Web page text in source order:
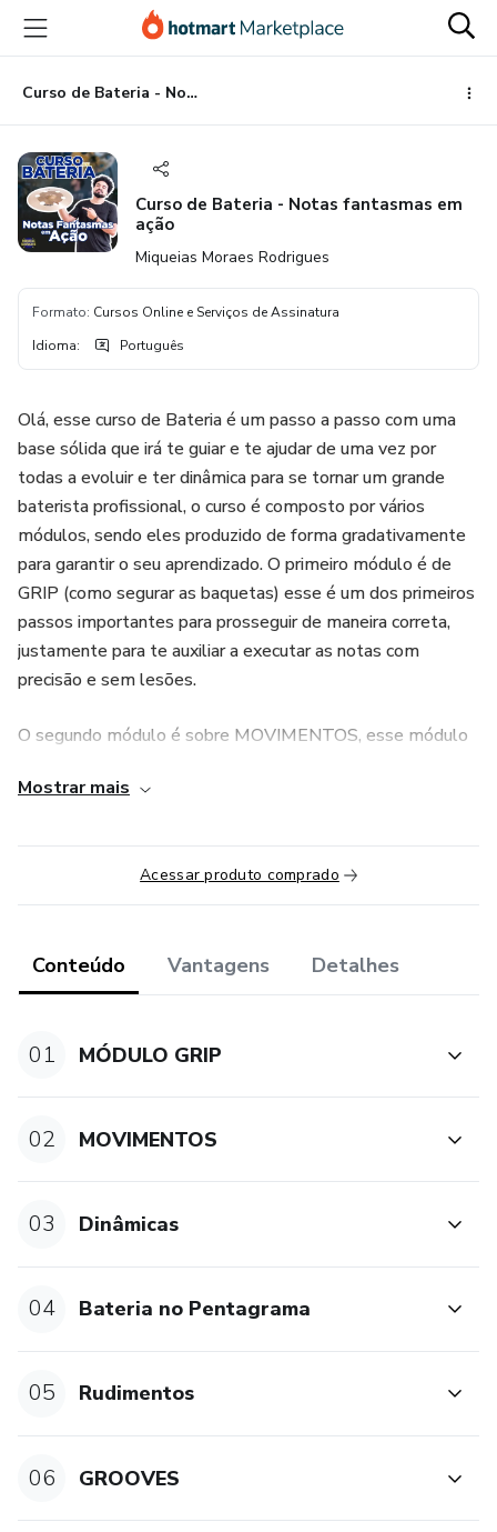
para
conteúdo
principal
para
pagamento
para
rodapé
Curso de Bateria - Notas fantasmas em ação
Curso de Bateria - Notas fantasmas em
ação
Miqueias Moraes Rodrigues
Formato: Cursos Online e Serviços de Assinatura
Idioma: Português
Olá, esse curso de Bateria é um passo a passo com uma
base sólida que irá te guiar e te ajudar de uma vez por
todas a evoluir e ter dinâmica para se tornar um grande
baterista profissional, o curso é composto por vários
módulos, sendo eles produzido de forma gradativamente
para garantir o seu aprendizado. O primeiro módulo é de
GRIP (como segurar as baquetas) esse é um dos primeiros
passos importantes para prosseguir de maneira correta,
justamente para te auxiliar a executar as notas com
precisão e sem lesões.
O segundo módulo é sobre MOVIMENTOS, esse módulo
DOWN, UP, TAP, FULL-STROKE, de uma forma bem
0 terceiro módulo é de RUDIMENTOS, nesse módulo
vamos começar colocar em prática todos os movimentos e
limpar todas as notas e trazer definição. Também temos o
aumentar o seu vocabulário na bateria e alcançar o nível
superior.
Mostrar mais
Acessar produto comprado
Conteúdo Vantagens Detalhes
01 MÓDULO GRIP
02 MOVIMENTOS
03 Dinâmicas
04 Bateria no Pentagrama
05 Rudimentos
06 GROOVES